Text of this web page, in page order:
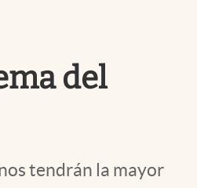
del
tendrán la mayor